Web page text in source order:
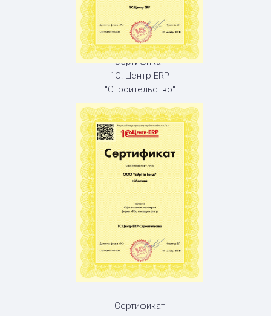
Сертификат
Сертификат
1С: Центр ERP
"Строительство"